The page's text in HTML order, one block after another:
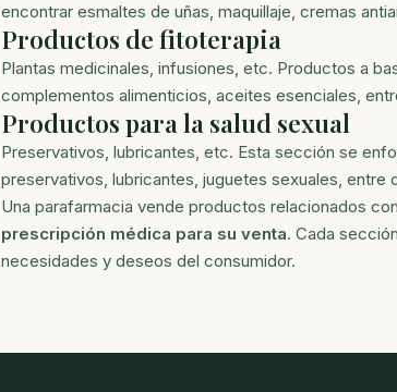
encontrar esmaltes de uñas, maquillaje, cremas
Productos de fitoterapia
Plantas medicinales, infusiones, etc. Productos a
complementos alimenticios, aceites esenciales,
Productos para la salud sexual
Preservativos, lubricantes, etc. Esta sección se
preservativos, lubricantes, juguetes sexuales, entre
Una parafarmacia vende productos relacionados
prescripción médica para su venta. Cada
necesidades y deseos del consumidor.